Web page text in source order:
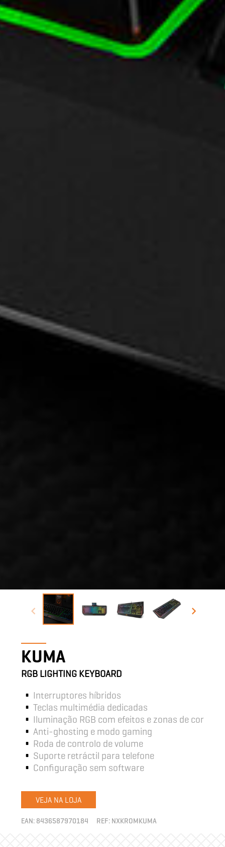
KUMA
RGB LIGHTING KEYBOARD
Interruptores híbridos
Teclas multimédia dedicadas
Iluminação RGB com efeitos e zonas de cor
Anti-ghosting e modo gaming
Roda de controlo de volume
Suporte retráctil para telefone
Configuração sem software
VEJA NA LOJA
EAN: 8436587970184 REF: NXKROMKUMA